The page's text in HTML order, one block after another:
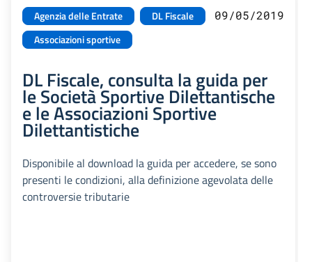
Agenzia delle Entrate
DL Fiscale
Associazioni sportive
09/05/2019
DL Fiscale, consulta la guida per
le Società Sportive Dilettantische
e le Associazioni Sportive
Dilettantistiche
Disponibile al download la guida per accedere, se sono
presenti le condizioni, alla definizione agevolata delle
controversie tributarie